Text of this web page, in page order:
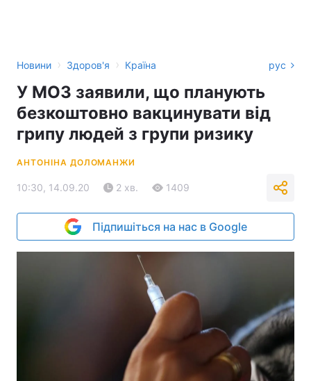
Новини › Здоров'я › Країна рус
У МОЗ заявили, що планують
безкоштовно вакцинувати від
грипу людей з групи ризику
АНТОНІНА ДОЛОМАНЖИ
10:30, 14.09.20 2 хв. 1409
Підпишіться на нас в Google